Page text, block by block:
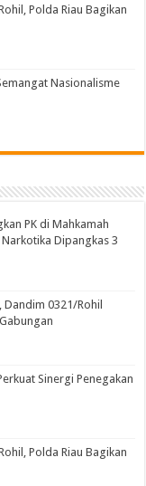
Polda Riau Bagikan
Nasionalisme
PK di Mahkamah
Dipangkas 3
0321/Rohil
Sinergi Penegakan
Polda Riau Bagikan